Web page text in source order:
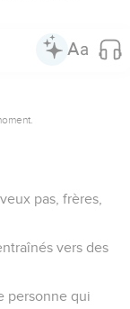
pas, frères,
vers des
personne qui